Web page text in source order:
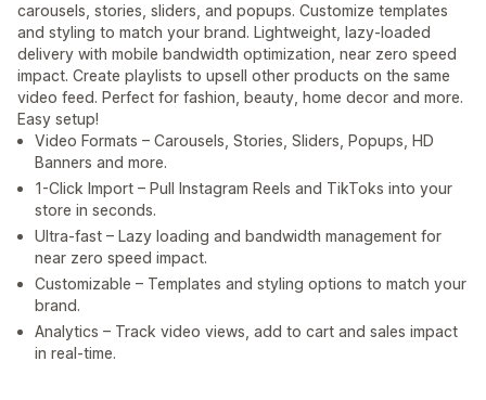
carousels, stories, sliders, and popups. Customize templates
and styling to match your brand. Lightweight, lazy-loaded
delivery with mobile bandwidth optimization, near zero speed
impact. Create playlists to upsell other products on the same
video feed. Perfect for fashion, beauty, home decor and more.
Easy setup!
Video Formats – Carousels, Stories, Sliders, Popups, HD
Banners and more.
1-Click Import – Pull Instagram Reels and TikToks into your
store in seconds.
Ultra-fast – Lazy loading and bandwidth management for
near zero speed impact.
Customizable – Templates and styling options to match your
brand.
Analytics – Track video views, add to cart and sales impact
in real-time.